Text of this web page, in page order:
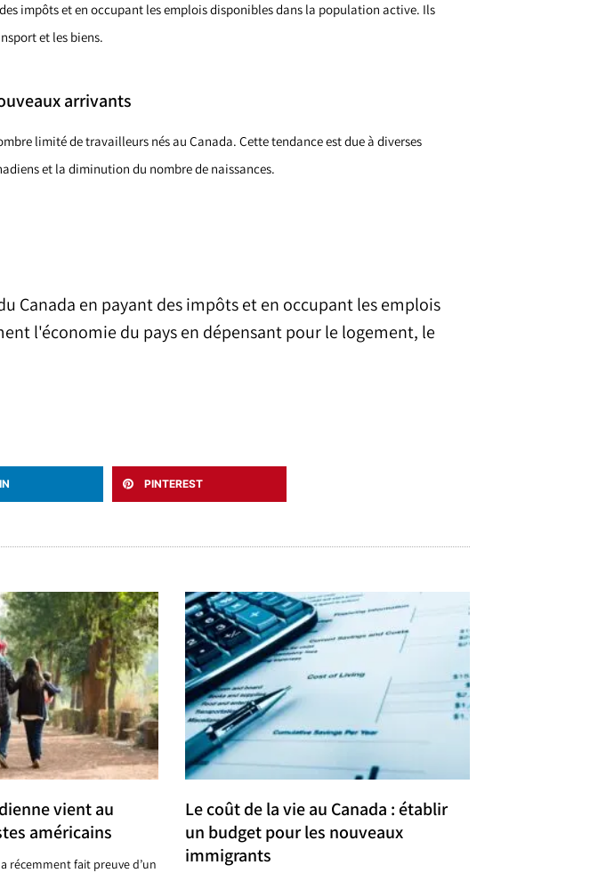
impôts et en occupant les emplois disponibles dans la population active. Ils
et les biens.
arrivants
limité de travailleurs nés au Canada. Cette tendance est due à diverses
et la diminution du nombre de naissances.
Canada en payant des impôts et en occupant les emplois
l'économie du pays en dépensant pour le logement, le
PINTEREST
vient au
américains
récemment fait preuve d’un
Le coût de la vie au Canada : établir
un budget pour les nouveaux
immigrants